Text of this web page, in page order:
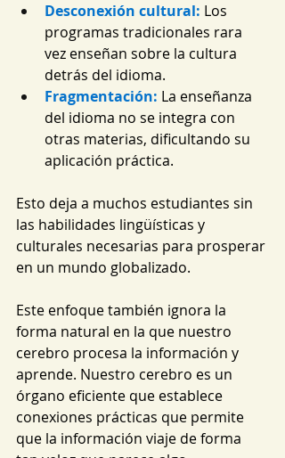
Desconexión cultural: Los
programas tradicionales rara
vez enseñan sobre la cultura
detrás del idioma.
Fragmentación: La enseñanza
del idioma no se integra con
otras materias, dificultando su
aplicación práctica.
Esto deja a muchos estudiantes sin
las habilidades lingüísticas y
culturales necesarias para prosperar
en un mundo globalizado.
Este enfoque también ignora la
forma natural en la que nuestro
cerebro procesa la información y
aprende. Nuestro cerebro es un
órgano eficiente que establece
conexiones prácticas que permite
que la información viaje de forma